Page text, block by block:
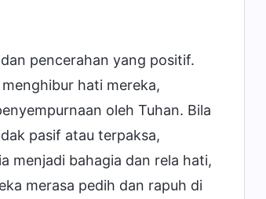
pencerahan yang positif.
hati mereka,
oleh Tuhan. Bila
pasif atau terpaksa,
menjadi bahagia dan rela hati,
merasa pedih dan rapuh di